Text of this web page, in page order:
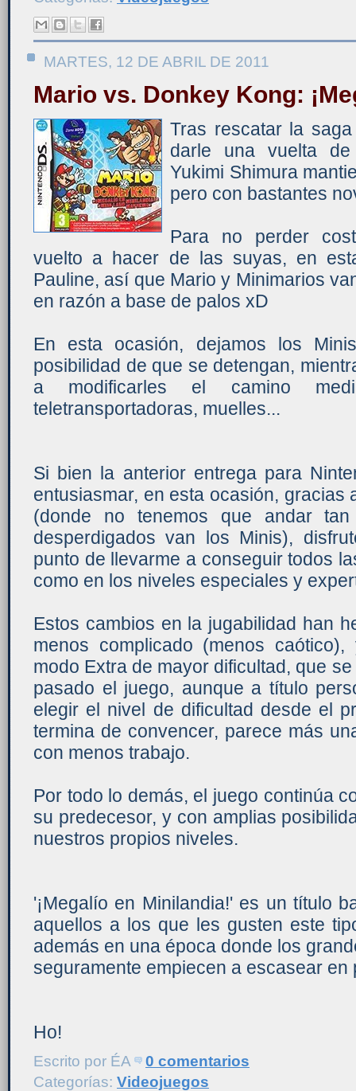
MARTES, 12 DE ABRIL DE 2011
Mario vs. Donkey Kong:
Tras rescatar la
darle una vuelta
Yukimi Shimura
pero con bastantes
Para no perder
vuelto a hacer de las suyas, en
Pauline, así que Mario y Minimarios
en razón a base de palos xD
En esta ocasión, dejamos los
posibilidad de que se detengan,
a modificarles el camino
teletransportadoras, muelles...
Si bien la anterior entrega para
entusiasmar, en esta ocasión, gracias
(donde no tenemos que andar
desperdigados van los Minis),
punto de llevarme a conseguir todos
como en los niveles especiales y
Estos cambios en la jugabilidad han
menos complicado (menos
modo Extra de mayor dificultad, que
pasado el juego, aunque a título
elegir el nivel de dificultad desde el
termina de convencer, parece más
con menos trabajo.
Por todo lo demás, el juego continúa
su predecesor, y con amplias
nuestros propios niveles.
'¡Megalío en Minilandia!' es un título
aquellos a los que les gusten este
además en una época donde los
seguramente empiecen a escasear en
Ho!
Escrito por ÉA
0 comentarios
Categorías: Videojuegos